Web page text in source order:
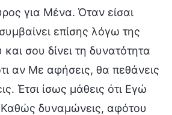
για Μένα. Όταν είσαι
επίσης λόγω της
σου δίνει τη δυνατότητα
αν Με αφήσεις, θα πεθάνεις
Έτσι ίσως μάθεις ότι Εγώ
δυναμώνεις, αφότου